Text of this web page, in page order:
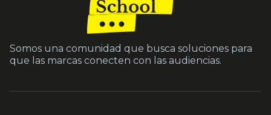
Somos una comunidad que busca soluciones para
que las marcas conecten con las audiencias.